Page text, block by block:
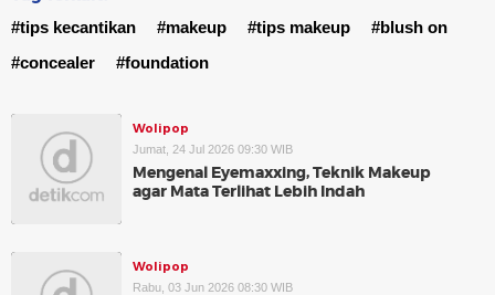
#tips kecantikan #makeup #tips makeup
#blush on
#concealer
#foundation
Wolipop
Jumat, 24 Jul 2026 09:30 WIB
Mengenal Eyemaxxing, Teknik Makeup
agar Mata Terlihat Lebih Indah
Wolipop
Rabu, 03 Jun 2026 08:30 WIB